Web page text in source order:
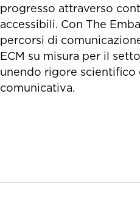
progresso attraverso
accessibili. Con The
percorsi di
ECM su misura per il
unendo rigore scientifico
comunicativa.